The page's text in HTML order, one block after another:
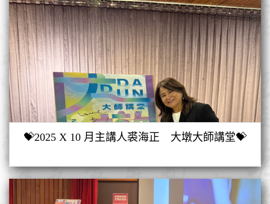
💝2025 X 10 月主講人裘海正 大墩大師講堂💝